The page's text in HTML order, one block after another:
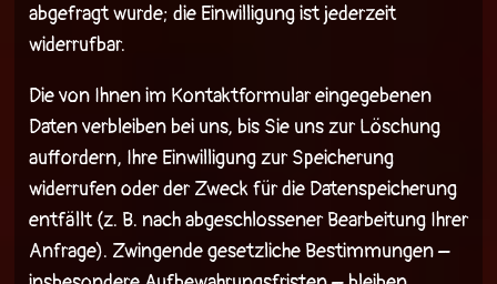
abgefragt wurde; die Einwilligung ist jederzeit
widerrufbar.
Die von Ihnen im Kontaktformular eingegebenen
Daten verbleiben bei uns, bis Sie uns zur Löschung
auffordern, Ihre Einwilligung zur Speicherung
widerrufen oder der Zweck für die Datenspeicherung
entfällt (z. B. nach abgeschlossener Bearbeitung Ihrer
Anfrage). Zwingende gesetzliche Bestimmungen –